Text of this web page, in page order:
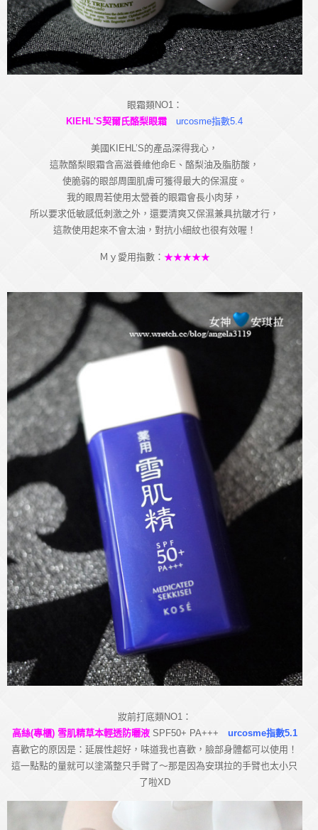
眼霜類NO1：
KIEHL'S契爾氏酪梨眼霜
urcosme指數5.4
美國KIEHL’S的產品深得我心，
這款酪梨眼霜含高滋養維他命E、酪梨油及脂肪酸，
使脆弱的眼部周圍肌膚可獲得最大的保濕度。
我的眼周若使用太營養的眼霜會長小肉芽，
所以要求低敏感低刺激之外，還要清爽又保濕兼具抗皺才行，
這款使用起來不會太油，對抗小細紋也很有效喔！
Ｍｙ愛用指數： ★★★★★
妝前打底類NO1：
高絲(專櫃) 雪肌精草本輕透防曬液SPF50+ PA+++ urcosme指數5.1
喜歡它的原因是：延展性超好，味道我也喜歡，臉部身體都可以使用！
這一點點的量就可以塗滿整只手臂了～那是因為安琪拉的手臂也太小只
了啦XD